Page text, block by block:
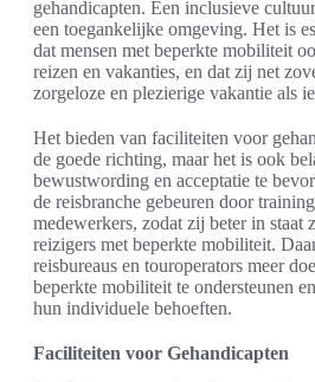
gehandicapten. Een inclusieve
een toegankelijke omgeving. Het is
dat mensen met beperkte mobiliteit
reizen en vakanties, en dat zij net
zorgeloze en plezierige vakantie als
Het bieden van faciliteiten voor
de goede richting, maar het is ook
bewustwording en acceptatie te
de reisbranche gebeuren door
medewerkers, zodat zij beter in staat
reizigers met beperkte mobiliteit.
reisbureaus en touroperators meer
beperkte mobiliteit te ondersteunen
hun individuele behoeften.
Faciliteiten voor Gehandicapten